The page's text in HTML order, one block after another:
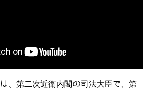
、第二次近衛内閣の司法大臣で、第